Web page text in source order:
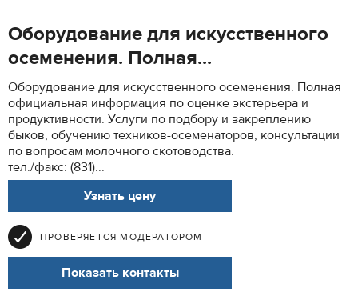
Оборудование для искусственного
осеменения. Полная...
Оборудование для искусственного осеменения. Полная
официальная информация по оценке экстерьера и
продуктивности. Услуги по подбору и закреплению
быков, обучению техников-осеменаторов, консультации
по вопросам молочного скотоводства.
тел./факс: (831)...
Узнать цену
ПРОВЕРЯЕТСЯ МОДЕРАТОРОМ
Показать контакты